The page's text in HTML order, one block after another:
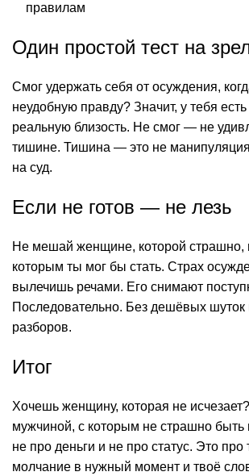
правилам
Один простой тест на
Смог удержать себя от осуждения,
неудобную правду? Значит, у тебя
реальную близость. Не смог — не
тишине. Тишина — это не
на суд.
Если не готов — не лезь
Не мешай женщине, которой страшно,
которым ты мог бы стать. Страх
вылечишь речами. Его снимают
Последовательно. Без дешёвых шуток
разборов.
Итог
Хочешь женщину, которая не
мужчиной, с которым не страшно
не про деньги и не про статус. Это про
молчание в нужный момент и твоё